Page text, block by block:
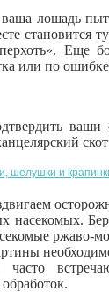
лошадь
становится
Еще
или по
насекомых.
ржаво-
часто